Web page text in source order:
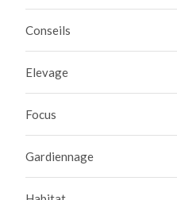
Conseils
Elevage
Focus
Gardiennage